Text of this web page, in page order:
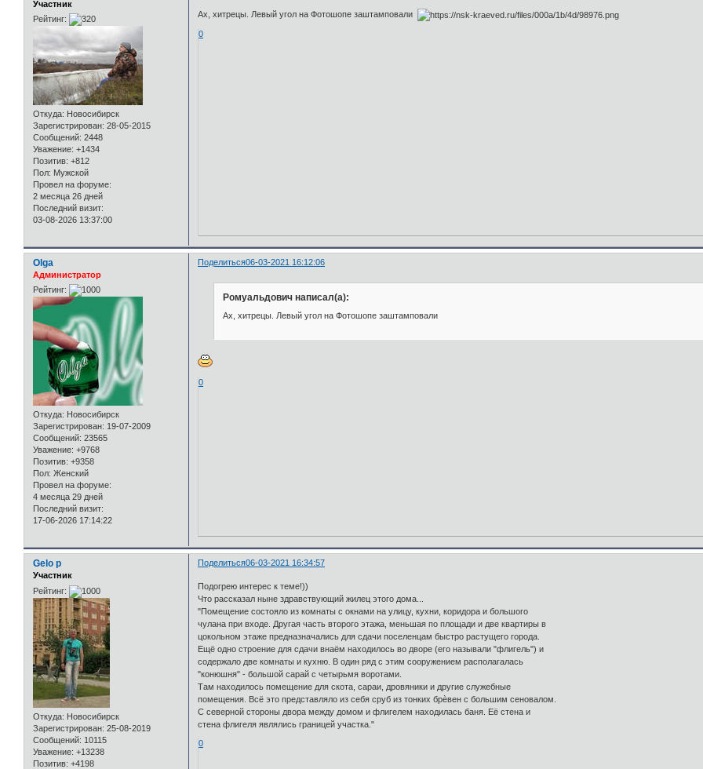
Участник
Рейтинг:
Откуда: Новосибирск
Зарегистрирован: 28-05-2015
Сообщений: 2448
Уважение: +1434
Позитив: +812
Пол: Мужской
Провел на форуме:
2 месяца 26 дней
Последний визит:
03-08-2026 13:37:00
Ах, хитрецы. Левый угол на Фотошопе заштамповали
0
Поделиться06-03-2021 16:12:06
Olga
Администратор
Рейтинг:
Откуда: Новосибирск
Зарегистрирован: 19-07-2009
Сообщений: 23565
Уважение: +9768
Позитив: +9358
Пол: Женский
Провел на форуме:
4 месяца 29 дней
Последний визит:
17-06-2026 17:14:22
Ромуальдович написал(а):
Ах, хитрецы. Левый угол на Фотошопе заштамповали
0
Поделиться06-03-2021 16:34:57
Gelo p
Участник
Рейтинг:
Откуда: Новосибирск
Зарегистрирован: 25-08-2019
Сообщений: 10115
Уважение: +13238
Позитив: +4198
Подогрею интерес к теме!))
Что рассказал ныне здравствующий жилец этого дома...
"Помещение состояло из комнаты с окнами на улицу, кухни, коридора и большого
чулана при входе. Другая часть второго этажа, меньшая по площади и две квартиры в
цокольном этаже предназначались для сдачи поселенцам быстро растущего города.
Ещё одно строение для сдачи внаём находилось во дворе (его называли "флигель") и
содержало две комнаты и кухню. В один ряд с этим сооружением располагалась
"конюшня" - большой сарай с четырьмя воротами.
Там находилось помещение для скота, сараи, дровяники и другие служебные
помещения. Всё это представляло из себя сруб из тонких брѐвен с большим сеновалом.
С северной стороны двора между домом и флигелем находилась баня. Её стена и
стена флигеля являлись границей участка."
0